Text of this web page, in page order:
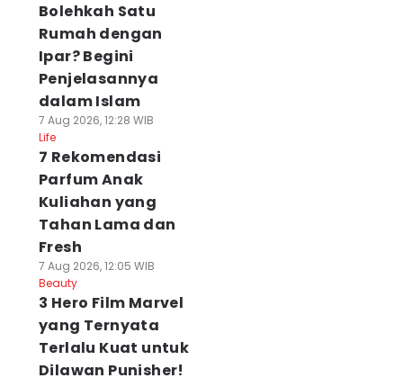
Bolehkah Satu
Rumah dengan
Ipar? Begini
Penjelasannya
dalam Islam
7 Aug 2026, 12:28 WIB
Life
7 Rekomendasi
Parfum Anak
Kuliahan yang
Tahan Lama dan
Fresh
7 Aug 2026, 12:05 WIB
Beauty
3 Hero Film Marvel
yang Ternyata
Terlalu Kuat untuk
Dilawan Punisher!